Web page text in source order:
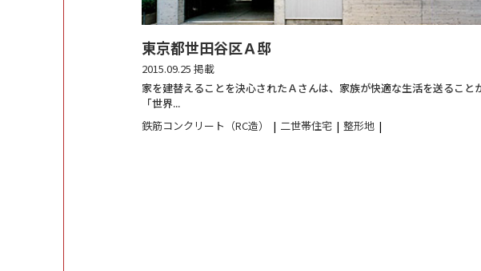
東京都世田谷区Ａ邸
2015.09.25 掲載
家を建替えることを決心されたＡさんは、家族が快適な生活を送ること
「世界...
鉄筋コンクリート（RC造）
二世帯住宅 整形地